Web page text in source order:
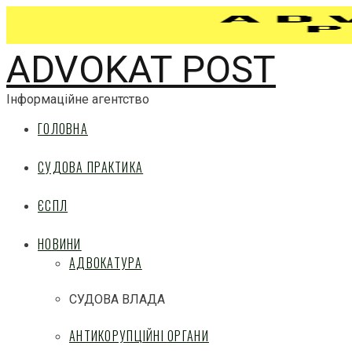
ADVOKAT POST
Інформаційне агентство
ГОЛОВНА
СУДОВА ПРАКТИКА
ЄСПЛ
НОВИНИ
АДВОКАТУРА
СУДОВА ВЛАДА
АНТИКОРУПЦІЙНІ ОРГАНИ